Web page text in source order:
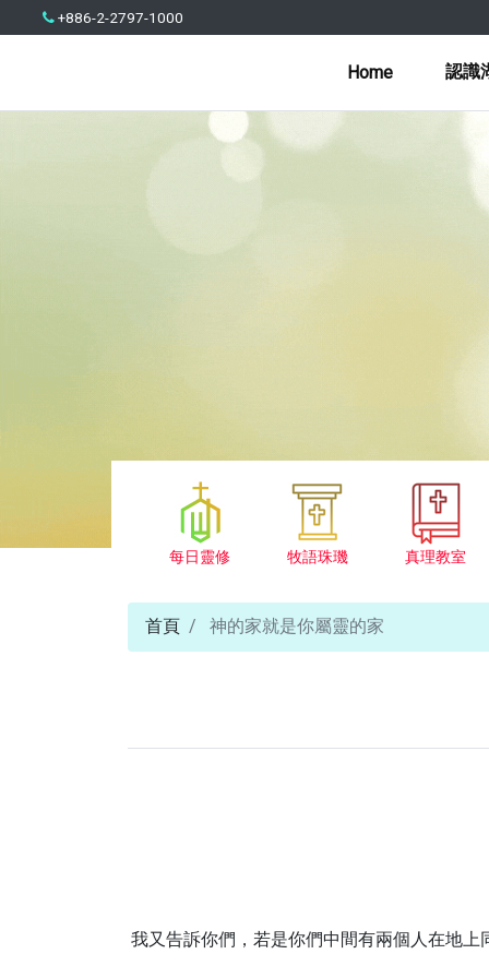
+886-2-2797-1000
Home 認識
每日靈修 牧語珠璣 真理教室
首頁 神的家就是你屬靈的家
我又告訴你們，若是你們中間有兩個人在地